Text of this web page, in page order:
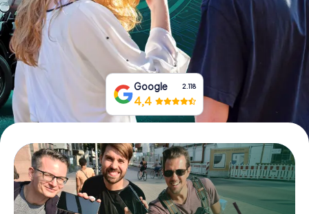
Koop cadeaubonnen
Google 2.118
4,4